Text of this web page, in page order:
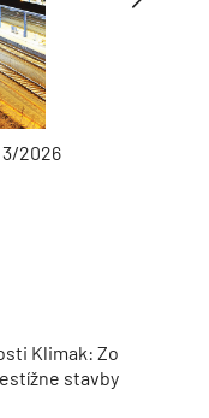
3/2026
Klimak: Zo
stavby